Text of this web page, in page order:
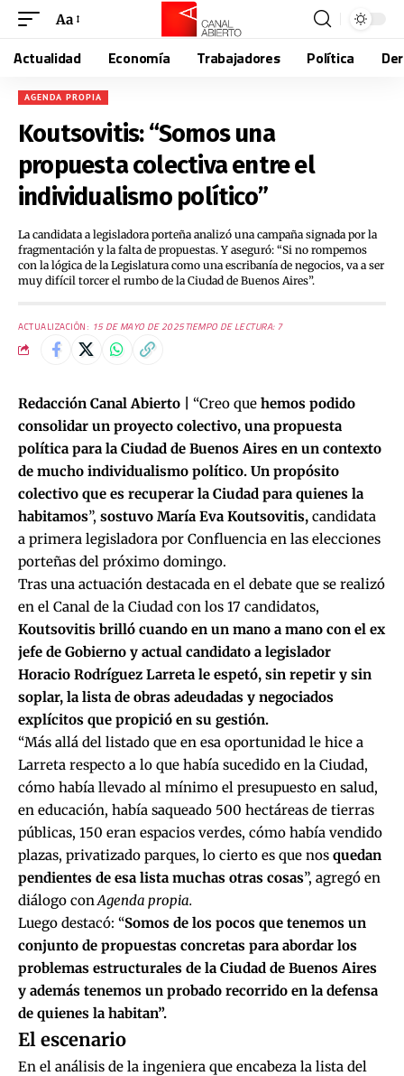
Aa
Actualidad Economía Trabajadores Política
AGENDA PROPIA
Koutsovitis: “Somos una
propuesta colectiva entre el
individualismo político”
La candidata a legisladora porteña analizó una campaña signada por la
fragmentación y la falta de propuestas. Y aseguró: “Si no rompemos
con la lógica de la Legislatura como una escribanía de negocios, va a ser
muy difícil torcer el rumbo de la Ciudad de Buenos Aires”.
ACTUALIZACIÓN: 15 DE MAYO DE 2025TIEMPO DE LECTURA: 7
Redacción Canal Abierto | “Creo que hemos podido
consolidar un proyecto colectivo, una propuesta
política para la Ciudad de Buenos Aires en un contexto
de mucho individualismo político. Un propósito
colectivo que es recuperar la Ciudad para quienes la
habitamos”, sostuvo María Eva Koutsovitis, candidata
a primera legisladora por Confluencia en las elecciones
porteñas del próximo domingo.
Tras una actuación destacada en el debate que se realizó
en el Canal de la Ciudad con los 17 candidatos,
Koutsovitis brilló cuando en un mano a mano con el ex
jefe de Gobierno y actual candidato a legislador
Horacio Rodríguez Larreta le espetó, sin repetir y sin
soplar, la lista de obras adeudadas y negociados
explícitos que propició en su gestión.
“Más allá del listado que en esa oportunidad le hice a
Larreta respecto a lo que había sucedido en la Ciudad,
cómo había llevado al mínimo el presupuesto en salud,
en educación, había saqueado 500 hectáreas de tierras
públicas, 150 eran espacios verdes, cómo había vendido
plazas, privatizado parques, lo cierto es que nos quedan
pendientes de esa lista muchas otras cosas”, agregó en
diálogo conAgenda propia.
Luego destacó: “Somos de los pocos que tenemos un
conjunto de propuestas concretas para abordar los
problemas estructurales de la Ciudad de Buenos Aires
y además tenemos un probado recorrido en la defensa
de quienes la habitan”.
El escenario
En el análisis de la ingeniera que encabeza la lista del